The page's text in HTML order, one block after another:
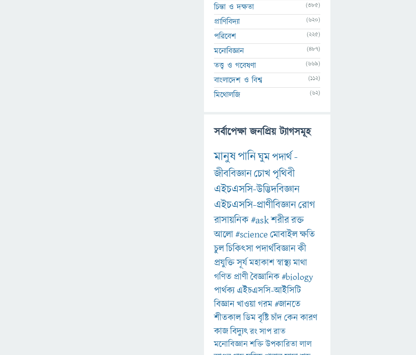
চিন্তা ও দক্ষতা (385)
প্রাণিবিদ্যা (620)
পরিবেশ (225)
মনোবিজ্ঞান (487)
তত্ত্ব ও গবেষণা (669)
বাংলাদেশ ও বিশ্ব (112)
মিথোলজি (62)
সর্বাপেক্ষা জনপ্রিয় ট্যাগসমূহ
মানুষপানিঘুমপদার্থ-
জীববিজ্ঞানচোখপৃথিবী
এইচএসসি-উদ্ভিদবিজ্ঞান
এইচএসসি-প্রাণীবিজ্ঞানরোগ
রাসায়নিক#askশরীররক্ত
আলো#scienceমোবাইলক্ষতি
চুলচিকিৎসাপদার্থবিজ্ঞানকী
প্রযুক্তিসূর্যমহাকাশস্বাস্থ্যমাথা
গণিত প্রাণীবৈজ্ঞানিক#biology
পার্থক্য এইচএসসি-আইসিটি
বিজ্ঞানখাওয়াগরম#জানতে
শীতকালডিমবৃষ্টিচাঁদকেনকারণ
কাজবিদ্যুৎরংসাপরাত
মনোবিজ্ঞানশক্তিউপকারিতালাল